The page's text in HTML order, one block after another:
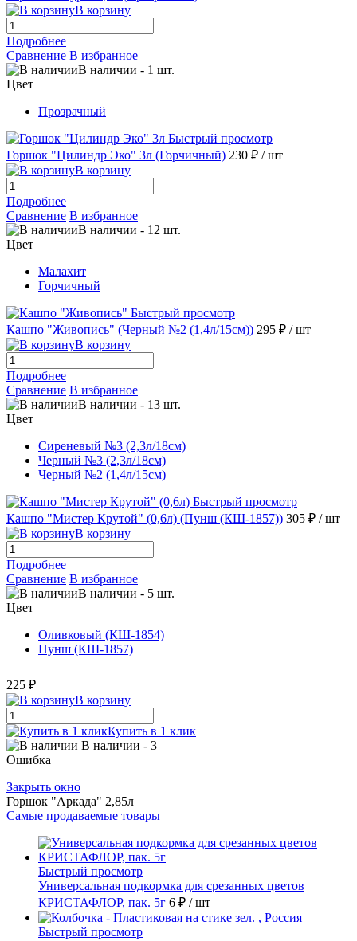
В корзину
Подробнее
Сравнение В избранное
В наличии - 1 шт.
Цвет
Прозрачный
Быстрый просмотр
Горшок "Цилиндр Эко" 3л (Горчичный) 230 ₽ / шт
В корзину
Подробнее
Сравнение В избранное
В наличии - 12 шт.
Цвет
Малахит
Горчичный
Быстрый просмотр
Кашпо "Живопись" (Черный №2 (1,4л/15см)) 295 ₽ / шт
В корзину
Подробнее
Сравнение В избранное
В наличии - 13 шт.
Цвет
Сиреневый №3 (2,3л/18см)
Черный №3 (2,3л/18см)
Черный №2 (1,4л/15см)
Быстрый просмотр
Кашпо "Мистер Крутой" (0,6л) (Пунш (КШ-1857)) 305 ₽ / шт
В корзину
Подробнее
Сравнение В избранное
В наличии - 5 шт.
Цвет
Оливковый (КШ-1854)
Пунш (КШ-1857)
225 ₽
В корзину
Купить в 1 клик
В наличии - 3
Ошибка
Закрыть окно
Горшок "Аркада" 2,85л
Самые продаваемые товары
Быстрый просмотр
Универсальная подкормка для срезанных цветов
КРИСТАФЛОР, пак. 5г 6 ₽ / шт
Быстрый просмотр